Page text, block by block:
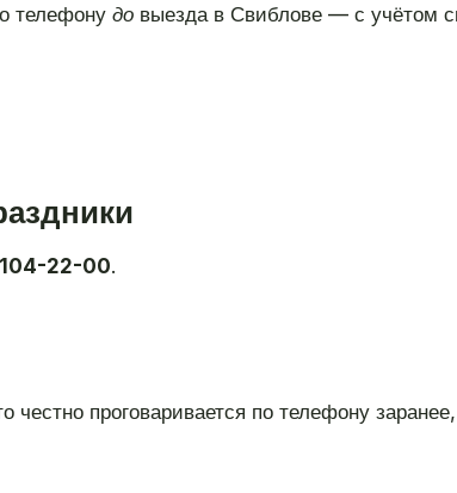
телефону до выезда в Свиблове — с учётом
22-00.
проговаривается по телефону